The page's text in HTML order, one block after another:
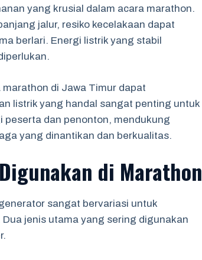
yang krusial dalam acara marathon.
jalur, resiko kecelakaan dapat
berlari. Energi listrik yang stabil
di Jawa Timur dapat
listrik yang handal sangat penting untuk
peserta dan penonton, mendukung
yang dinantikan dan berkualitas.
di Marathon
sangat bervariasi untuk
jenis utama yang sering digunakan